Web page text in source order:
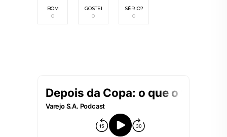
BOM
0
GOSTEI
0
SÉRIO?
0